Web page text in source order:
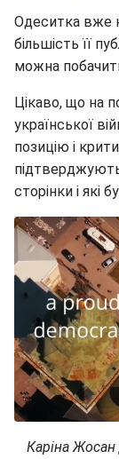
Одеситка вже
більшість її
можна
Цікаво, що на
української
позицію і
підтверджують
сторінки і які
Каріна Жосан